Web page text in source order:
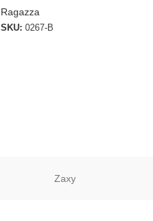
Ragazza
SKU: 0267-B
Zaxy